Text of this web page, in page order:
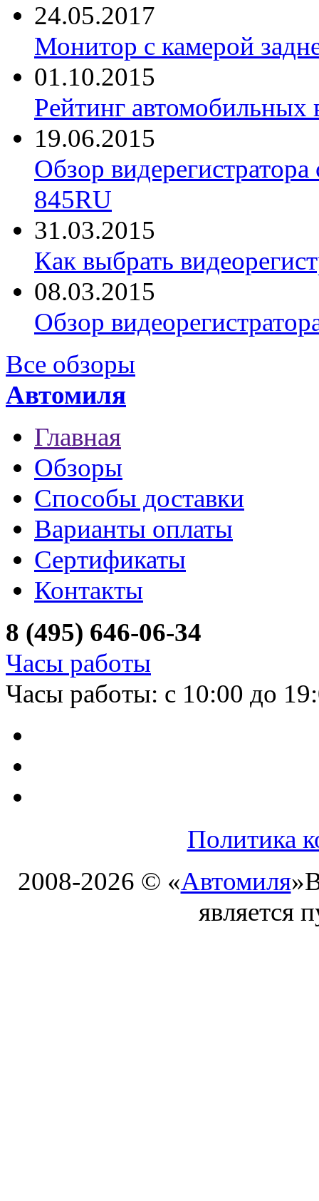
24.05.2017
Монитор с камерой
01.10.2015
Рейтинг автомобильных
19.06.2015
Обзор
845RU
31.03.2015
Как выбрать
08.03.2015
Обзор
Все обзоры
Автомиля
Главная
Обзоры
Способы доставки
Варианты оплаты
Сертификаты
Контакты
8 (495) 646-06-34
Часы работы
Часы работы: с 10:00 до
Политика
2008-2026 © «Автомиля»
является